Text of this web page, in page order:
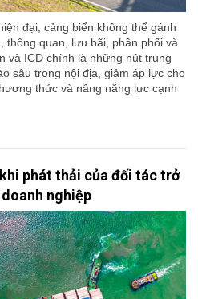
đại, cảng biển không thể gánh
thông quan, lưu bãi, phân phối và
và ICD chính là những nút trung
sâu trong nội địa, giảm áp lực cho
thức và nâng năng lực cạnh
phát thải của đối tác trở
nghiệp